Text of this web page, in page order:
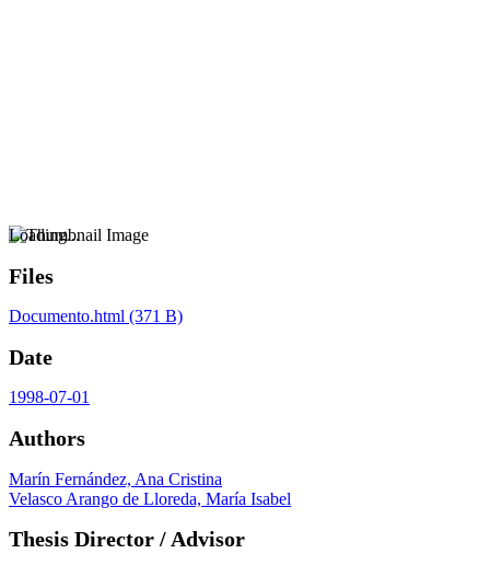
Loading...
Files
Documento.html (371 B)
Date
1998-07-01
Authors
Marín Fernández, Ana Cristina
Velasco Arango de Lloreda, María Isabel
Thesis Director / Advisor